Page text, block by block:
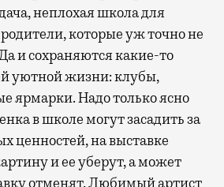
неплохая школа для
которые уж точно не
и сохраняются какие-то
уютной жизни: клубы,
ярмарки. Надо только ясно
в школе могут засадить за
ценностей, на выставке
и ее уберут, а может
отменят. Любимый артист